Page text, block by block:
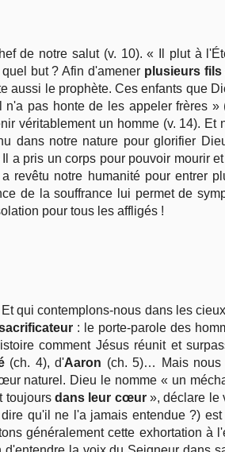
de notre salut (v. 10). « Il plut à
but ? Afin d'amener plusieurs fils
aussi le prophète. Ces enfants que
pas honte de les appeler frères »
véritablement un homme (v. 14). Et
dans notre nature pour glorifier
pris un corps pour pouvoir mourir
revêtu notre humanité pour entrer
de la souffrance lui permet de
pour tous les affligés !
qui contemplons-nous dans les
: le porte-parole des
comment Jésus réunit et
(ch. 4), d'Aaron (ch. 5)… Mais nous
naturel. Dieu le nomme « un
toujours dans leur cœur», déclare le
qu'il ne l'a jamais entendue ?)
généralement cette exhortation à